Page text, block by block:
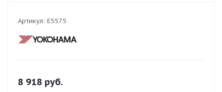
Артикул: E5575
8 918 руб.